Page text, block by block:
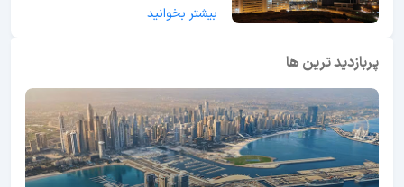
بیشتر بخوانید
پربازدید ترین ها